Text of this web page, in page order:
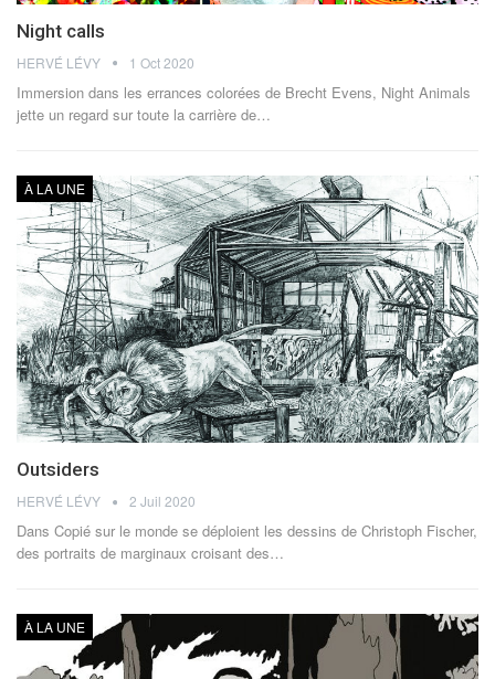
Night calls
HERVÉ LÉVY 1 Oct 2020
Immersion dans les errances colorées de Brecht Evens, Night Animals
jette un regard sur toute la carrière de…
À LA UNE
Outsiders
HERVÉ LÉVY 2 Juil 2020
Dans Copié sur le monde se déploient les dessins de Christoph Fischer,
des portraits de marginaux croisant des…
À LA UNE